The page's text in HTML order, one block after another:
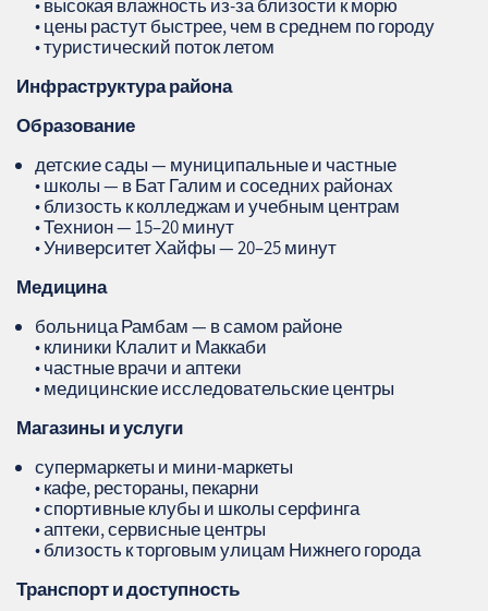
• высокая влажность из‑за близости к морю
• цены растут быстрее, чем в среднем по городу
• туристический поток летом
Инфраструктура района
Образование
детские сады — муниципальные и частные
• школы — в Бат Галим и соседних районах
• близость к колледжам и учебным центрам
• Технион — 15–20 минут
• Университет Хайфы — 20–25 минут
Медицина
больница Рамбам — в самом районе
• клиники Клалит и Маккаби
• частные врачи и аптеки
• медицинские исследовательские центры
Магазины и услуги
супермаркеты и мини‑маркеты
• кафе, рестораны, пекарни
• спортивные клубы и школы серфинга
• аптеки, сервисные центры
• близость к торговым улицам Нижнего города
Транспорт и доступность